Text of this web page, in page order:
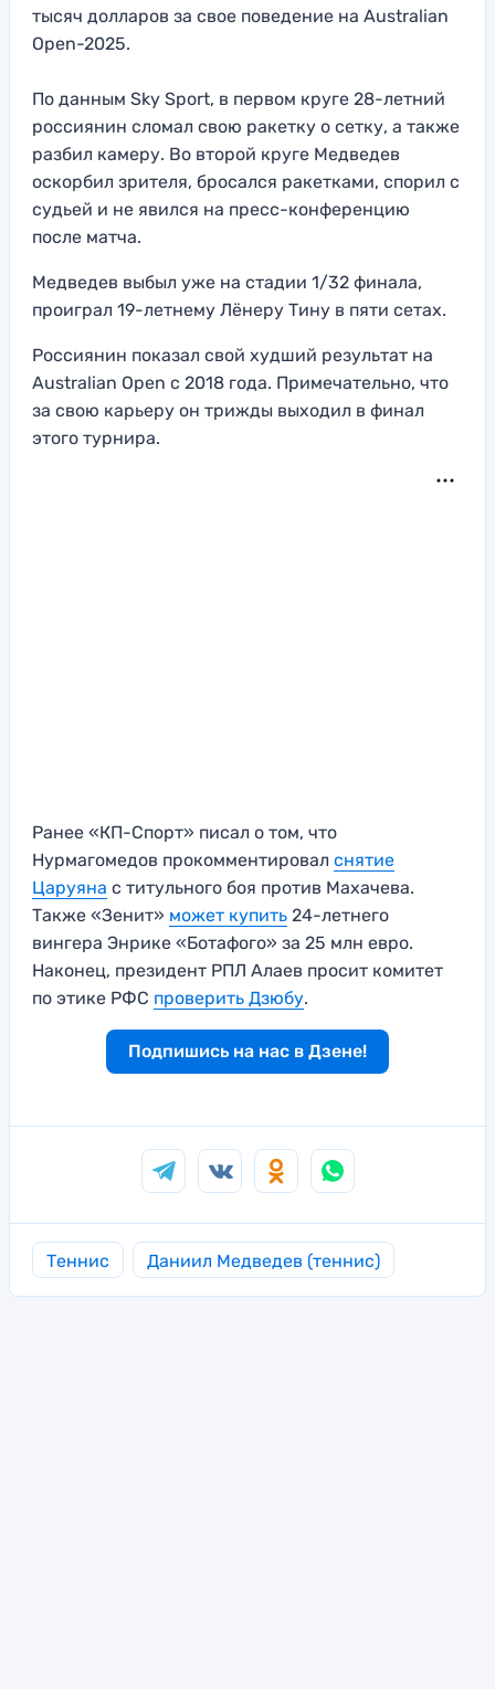
тысяч долларов за свое поведение на Australian
Open-2025.
По данным Sky Sport, в первом круге 28-летний
россиянин сломал свою ракетку о сетку, а также
разбил камеру. Во второй круге Медведев
оскорбил зрителя, бросался ракетками, спорил с
судьей и не явился на пресс-конференцию
после матча.
Медведев выбыл уже на стадии 1/32 финала,
проиграл 19-летнему Лёнеру Тину в пяти сетах.
Россиянин показал свой худший результат на
Australian Open с 2018 года. Примечательно, что
за свою карьеру он трижды выходил в финал
этого турнира.
Ранее «КП-Спорт» писал о том, что
Нурмагомедов прокомментировал снятие
Царуяна с титульного боя против Махачева.
Также «Зенит» может купить 24-летнего
вингера Энрике «Ботафого» за 25 млн евро.
Наконец, президент РПЛ Алаев просит комитет
по этике РФС проверить Дзюбу.
Подпишись на нас в Дзене!
Теннис Даниил Медведев (теннис)